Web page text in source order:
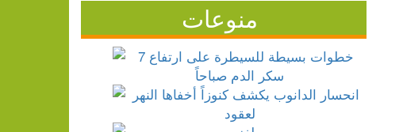
منوعات